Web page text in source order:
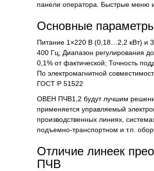
панели оператора. Быстрые меню
Основные
Питание 1×220 В (0,18…2,2 кВт) и
400 Гц; Диапазон регулирования
0,1% от фактической; Точность
По электромагнитной
ГОСТ Р 51522
ОВЕН ПЧВ1,2 будут лучшим
применяется управляемый
производственных линиях,
подъемно-транспортном и т.п.
Отличие линеек
ПЧВ